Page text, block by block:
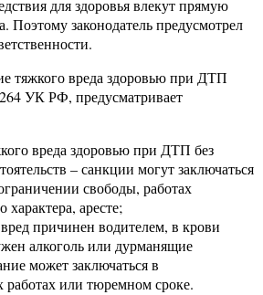
для здоровья влекут прямую
Поэтому законодатель предусмотрел
тяжкого вреда здоровью при ДТП
264 УК РФ, предусматривает
вреда здоровью при ДТП без
– санкции могут заключаться
свободы, работах
характера, аресте;
причинен водителем, в крови
алкоголь или дурманящие
может заключаться в
работах или тюремном сроке.